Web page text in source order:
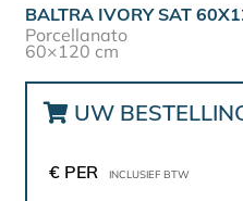
BALTRA IVORY SAT
Porcellanato
60×120 cm
UW
€ PER INCLUSIEF BTW